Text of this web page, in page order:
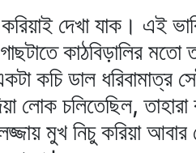
দেখা যাক। এই
কাঠবিড়ালির মতো
কচি ডাল ধরিবামাত্র
লোক চলিতেছিল, তাহারা
মুখ নিচু করিয়া আবার